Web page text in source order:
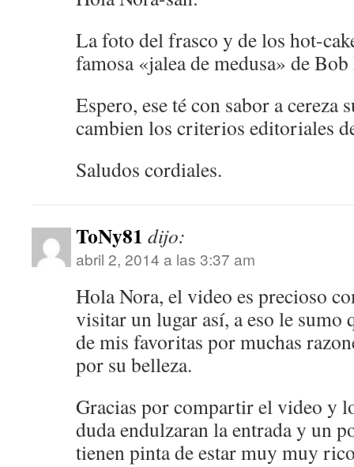
La foto del frasco y de los hot-
famosa «jalea de medusa» de
Espero, ese té con sabor a cereza
cambien los criterios editoriales
Saludos cordiales.
ToNy81 dijo:
abril 2, 2014 a las 3:37 am
Hola Nora, el video es precioso
visitar un lugar así, a eso le sumo
de mis favoritas por muchas
por su belleza.
Gracias por compartir el video y
duda endulzaran la entrada y un
tienen pinta de estar muy muy